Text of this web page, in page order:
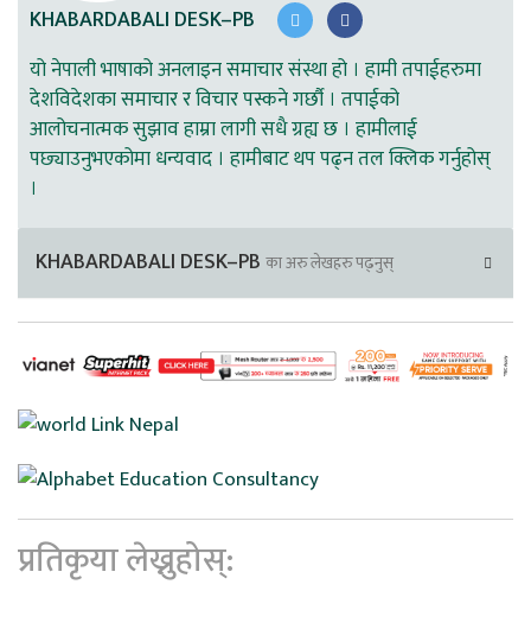
KHABARDABALI DESK–PB
यो नेपाली भाषाको अनलाइन समाचार संस्था हो । हामी तपाईहरुमा
देशविदेशका समाचार र विचार पस्कने गर्छौ । तपाईको
आलोचनात्मक सुझाव हाम्रा लागी सधै ग्रह्य छ । हामीलाई
पछ्याउनुभएकोमा धन्यवाद । हामीबाट थप पढ्न तल क्लिक गर्नुहोस्
।
KHABARDABALI DESK–PB का अरु लेखहरु पढ्नुस्
प्रतिकृया लेख्नुहोस्: